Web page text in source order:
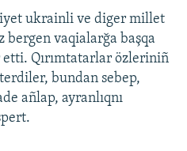
ukrainli ve diger millet
vaqialarğa başqa
Qırımtatarlar özleriniñ
bundan sebep,
añlap, ayranlıqnı